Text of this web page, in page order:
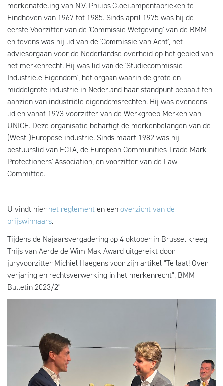
merkenafdeling van N.V. Philips Gloeilampenfabrieken te
Eindhoven van 1967 tot 1985. Sinds april 1975 was hij de
eerste Voorzitter van de 'Commissie Wetgeving' van de BMM
en tevens was hij lid van de 'Commissie van Acht', het
adviesorgaan voor de Nederlandse overheid op het gebied van
het merkenrecht. Hij was lid van de 'Studiecommissie
Industriële Eigendom', het orgaan waarin de grote en
middelgrote industrie in Nederland haar standpunt bepaalt ten
aanzien van industriële eigendomsrechten. Hij was eveneens
lid en vanaf 1973 voorzitter van de Werkgroep Merken van
UNICE. Deze organisatie behartigt de merkenbelangen van de
(West-)Europese industrie. Sinds maart 1982 was hij
bestuurslid van ECTA, de European Communities Trade Mark
Protectioners' Association, en voorzitter van de Law
Committee.
U vindt hier het reglementen eenoverzicht van de
prijswinnaars.
Tijdens de Najaarsvergadering op 4 oktober in Brussel kreeg
Thijs van Aerde de Wim Mak Award uitgereikt door
juryvoorzitter Michiel Haegens voor zijn artikel "Te laat! Over
verjaring en rechtsverwerking in het merkenrecht", BMM
Bulletin 2023/2"